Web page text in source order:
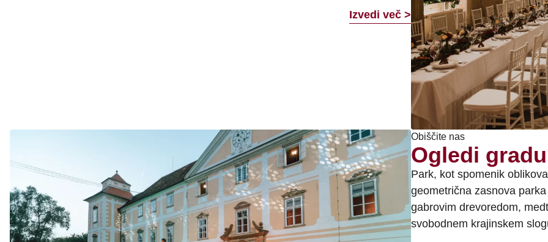
Izvedi več >
Obiščite nas
Ogledi gradu
Park, kot spomenik
geometrična zasnova
gabrovim drevoredom,
svobodnem krajinskem